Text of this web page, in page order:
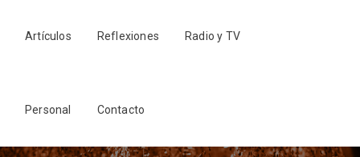
Artículos Reflexiones Radio y TV
Personal Contacto